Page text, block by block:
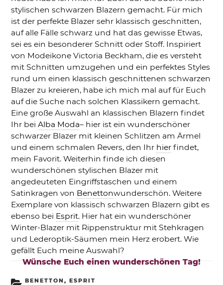
stylischen schwarzen Blazern gemacht. Für mich
ist der perfekte Blazer sehr klassisch geschnitten,
auf alle Fälle schwarz und hat das gewisse Etwas,
sei es ein besonderer Schnitt oder Stoff. Inspiriert
von Modeikone Victoria Beckham, die es versteht
mit Schnitten umzugehen und ein perfektes Styles
rund um einen klassisch geschnittenen schwarzen
Blazer zu kreieren, habe ich mich mal auf für Euch
auf die Suche nach solchen Klassikern gemacht.
Eine große Auswahl an klassischen Blazern findet
Ihr beiAlba Moda– hier ist ein wunderschöner
schwarzer Blazer mit kleinen Schlitzen am Ärmel
und einem schmalen Revers, den Ihr hier findet,
mein Favorit. Weiterhin finde ich diesen
wunderschönen stylischen Blazer mit
angedeuteten Eingriffstaschen und einem
Satinkragen von Benettonwunderschön. Weitere
Exemplare von klassisch schwarzen Blazern gibt es
ebenso bei Esprit. Hier hat ein wunderschöner
Winter-Blazer mit Rippenstruktur mit Stehkragen
und Lederoptik-Säumen mein Herz erobert. Wie
gefällt Euch meine Auswahl?
Wünsche Euch einen wunderschönen Tag!
KATEGORIEN
BENETTON , ESPRIT